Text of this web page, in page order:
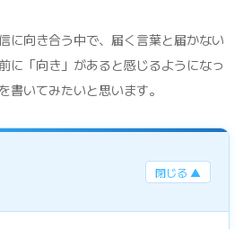
に向き合う中で、届く言葉と届かない
に「向き」があると感じるようになっ
書いてみたいと思います。
閉じる ▲